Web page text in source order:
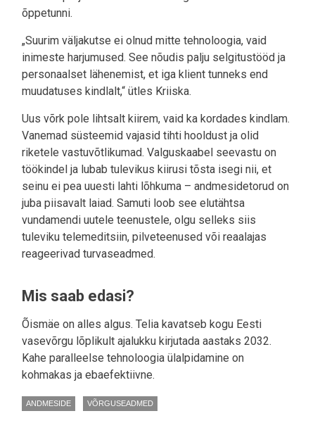
õppetunni.
„Suurim väljakutse ei olnud mitte tehnoloogia, vaid
inimeste harjumused. See nõudis palju selgitustööd ja
personaalset lähenemist, et iga klient tunneks end
muudatuses kindlalt,“ ütles Kriiska.
Uus võrk pole lihtsalt kiirem, vaid ka kordades kindlam.
Vanemad süsteemid vajasid tihti hooldust ja olid
riketele vastuvõtlikumad. Valguskaabel seevastu on
töökindel ja lubab tulevikus kiirusi tõsta isegi nii, et
seinu ei pea uuesti lahti lõhkuma – andmesidetorud on
juba piisavalt laiad. Samuti loob see elutähtsa
vundamendi uutele teenustele, olgu selleks siis
tuleviku telemeditsiin, pilveteenused või reaalajas
reageerivad turvaseadmed.
Mis saab edasi?
Õismäe on alles algus. Telia kavatseb kogu Eesti
vasevõrgu lõplikult ajalukku kirjutada aastaks 2032.
Kahe paralleelse tehnoloogia ülalpidamine on
kohmakas ja ebaefektiivne.
ANDMESIDE VÕRGUSEADMED